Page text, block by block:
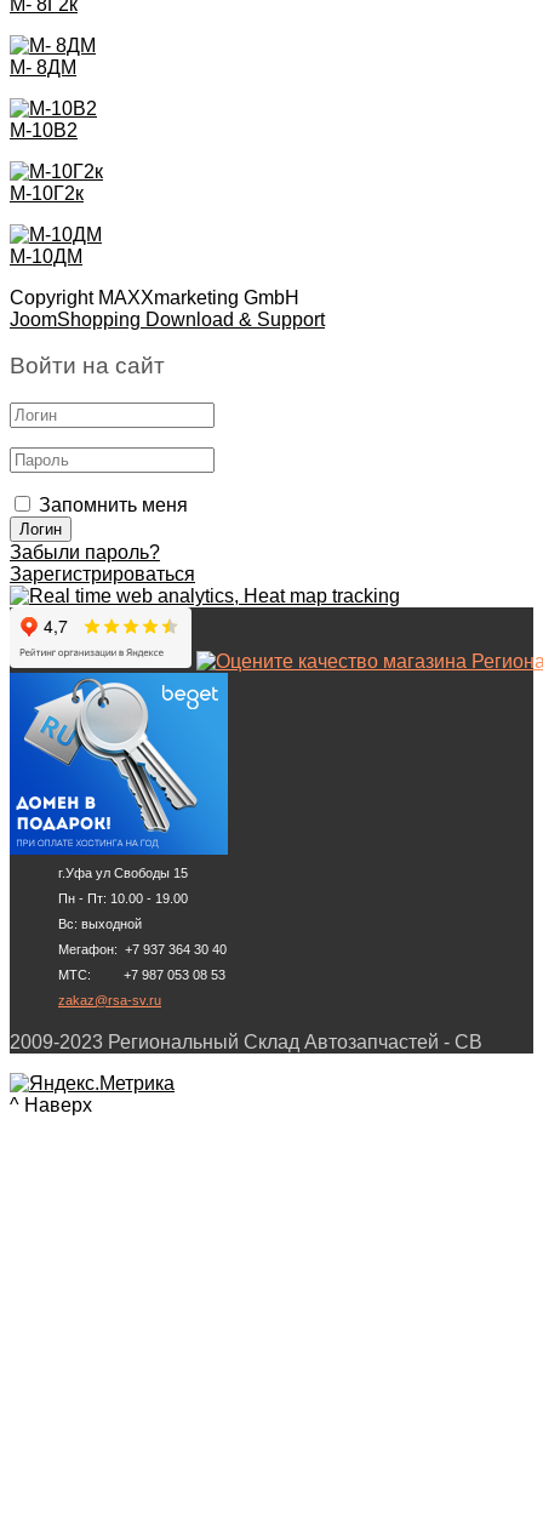
М- 8ДМ
М-10В2
М-10Г2к
М-10ДМ
Copyright MAXXmarketing GmbH
JoomShopping Download & Support
Войти на сайт
Запомнить меня
Забыли пароль?
Зарегистрироваться
г.Уфа ул Свободы 15
Пн - Пт: 10.00 - 19.00
Вс: выходной
Мегафон: +7 937 364 30 40
МТС: +7 987 053 08 53
zakaz@rsa-sv.ru
2009-2023 Региональный Склад Автозапчастей - СВ
^ Наверх